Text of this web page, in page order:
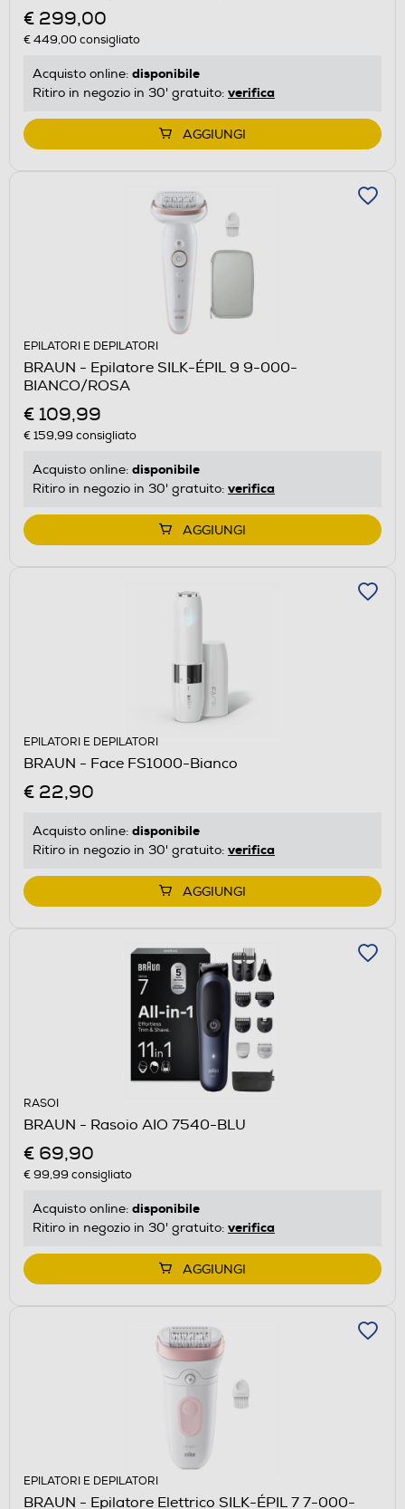
€ 299,00
€ 449,00consigliato
Acquisto online: disponibile
Ritiro in negozio in 30' gratuito: verifica
AGGIUNGI
EPILATORI E DEPILATORI
BRAUN - Epilatore SILK-ÉPIL 9 9-000-
BIANCO/ROSA
€ 109,99
€ 159,99 consigliato
Acquisto online: disponibile
Ritiro in negozio in 30' gratuito: verifica
AGGIUNGI
EPILATORI E DEPILATORI
BRAUN - Face FS1000-Bianco
€ 22,90
Acquisto online: disponibile
Ritiro in negozio in 30' gratuito: verifica
AGGIUNGI
RASOI
BRAUN - Rasoio AIO 7540-BLU
€ 69,90
€ 99,99 consigliato
Acquisto online: disponibile
Ritiro in negozio in 30' gratuito: verifica
AGGIUNGI
EPILATORI E DEPILATORI
BRAUN - Epilatore Elettrico SILK-ÉPIL 7 7-000-